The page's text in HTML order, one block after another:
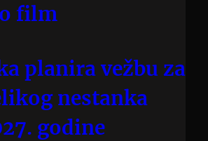
film
planira vežbu za
nestanka
godine